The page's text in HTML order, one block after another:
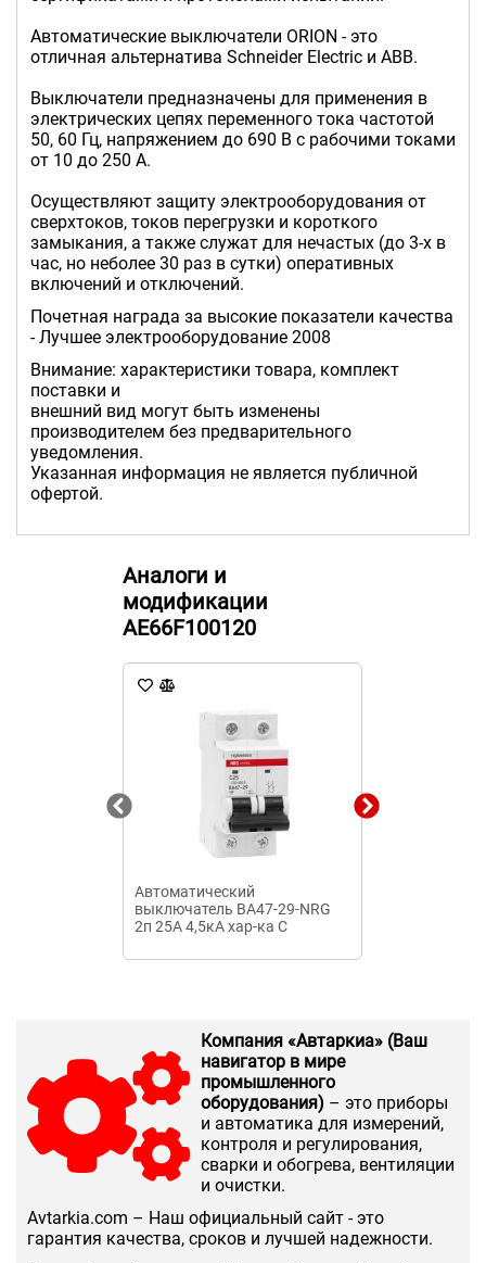
Автоматические выключатели ORION - это
отличная альтернатива Sсhneider Electric и ABB.
Выключатели предназначены для применения в
электрических цепях переменного тока частотой
50, 60 Гц, напряжением до 690 В с рабочими токами
от 10 до 250 А.
Осуществляют защиту электрооборудования от
сверхтоков, токов перегрузки и короткого
замыкания, а также служат для нечастых (до 3-х в
час, но неболее 30 раз в сутки) оперативных
включений и отключений.
Почетная награда за высокие показатели качества
- Лучшее электрооборудование 2008
Внимание: характеристики товара, комплект
поставки и
внешний вид могут быть изменены
производителем без предварительного
уведомления.
Указанная информация не является публичной
офертой.
Аналоги и
модификации
AE66F100120
Автоматический
выключатель ВА47-29-NRG
2п 25А 4,5кА хар-ка C
Компания «Автаркиа» (Ваш
навигатор в мире
промышленного
оборудования) – это приборы
и автоматика для измерений,
контроля и регулирования,
сварки и обогрева, вентиляции
и очистки.
Аvtarkia.com – Наш официальный сайт - это
гарантия качества, сроков и лучшей надежности.